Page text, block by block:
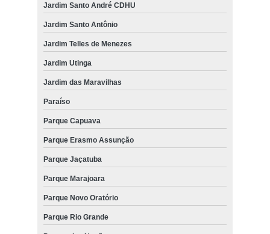
Jardim Santo André CDHU
Jardim Santo Antônio
Jardim Telles de Menezes
Jardim Utinga
Jardim das Maravilhas
Paraíso
Parque Capuava
Parque Erasmo Assunção
Parque Jaçatuba
Parque Marajoara
Parque Novo Oratório
Parque Rio Grande